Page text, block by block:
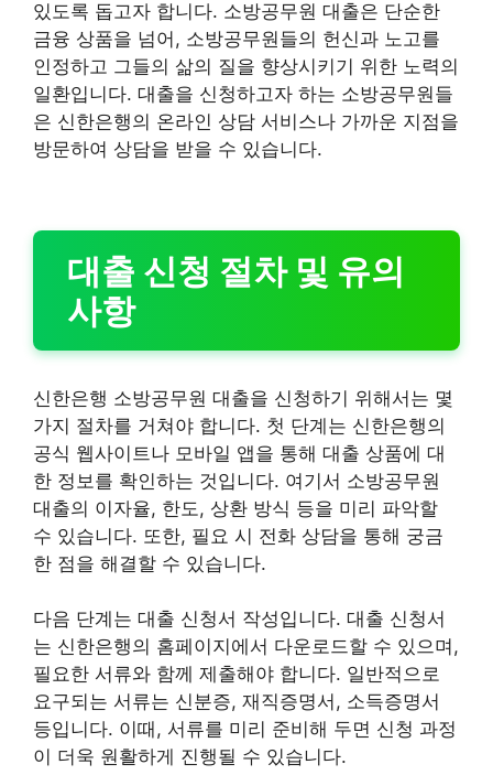
있도록 돕고자 합니다. 소방공무원 대출은 단순한
금융 상품을 넘어, 소방공무원들의 헌신과 노고를
인정하고 그들의 삶의 질을 향상시키기 위한 노력의
일환입니다. 대출을 신청하고자 하는 소방공무원들
은 신한은행의 온라인 상담 서비스나 가까운 지점을
방문하여 상담을 받을 수 있습니다.
대출 신청 절차 및 유의
사항
신한은행 소방공무원 대출을 신청하기 위해서는 몇
가지 절차를 거쳐야 합니다. 첫 단계는 신한은행의
공식 웹사이트나 모바일 앱을 통해 대출 상품에 대
한 정보를 확인하는 것입니다. 여기서 소방공무원
대출의 이자율, 한도, 상환 방식 등을 미리 파악할
수 있습니다. 또한, 필요 시 전화 상담을 통해 궁금
한 점을 해결할 수 있습니다.
다음 단계는 대출 신청서 작성입니다. 대출 신청서
는 신한은행의 홈페이지에서 다운로드할 수 있으며,
필요한 서류와 함께 제출해야 합니다. 일반적으로
요구되는 서류는 신분증, 재직증명서, 소득증명서
등입니다. 이때, 서류를 미리 준비해 두면 신청 과정
이 더욱 원활하게 진행될 수 있습니다.